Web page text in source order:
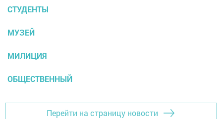
СТУДЕНТЫ
МУЗЕЙ
МИЛИЦИЯ
ОБЩЕСТВЕННЫЙ
Перейти на страницу новости